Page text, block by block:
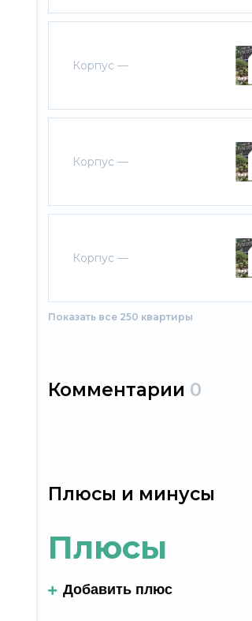
Корпус —
Корпус —
Корпус —
Показать все 250 квартиры
Комментарии 0
Плюсы и минусы
Плюсы
Добавить плюс